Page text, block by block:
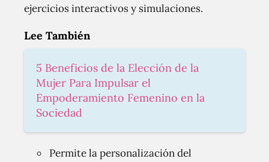
ejercicios interactivos y simulaciones.
Lee También
5 Beneficios de la Elección de la
Mujer Para Impulsar el
Empoderamiento Femenino en la
Sociedad
Permite la personalización del